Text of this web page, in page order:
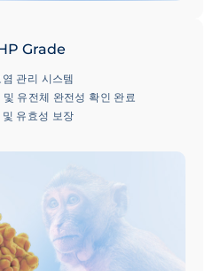
Grade
관리 시스템
유전체 완전성 확인 완료
유효성 보장